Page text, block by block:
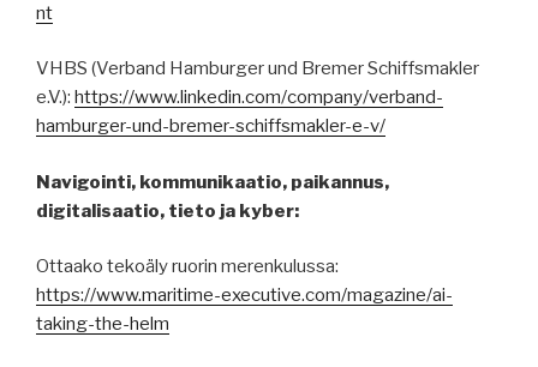
nt
VHBS (Verband Hamburger und Bremer Schiffsmakler
e.V.): https://www.linkedin.com/company/verband-
hamburger-und-bremer-schiffsmakler-e-v/
Navigointi, kommunikaatio, paikannus,
digitalisaatio, tieto ja kyber:
Ottaako tekoäly ruorin merenkulussa:
https://www.maritime-executive.com/magazine/ai-
taking-the-helm